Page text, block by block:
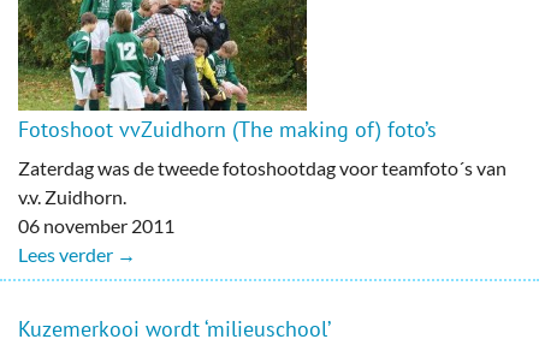
Fotoshoot vvZuidhorn (The making of) foto’s
Zaterdag was de tweede fotoshootdag voor teamfoto´s van
v.v. Zuidhorn.
06 november 2011
Lees verder →
Kuzemerkooi wordt ‘milieuschool’